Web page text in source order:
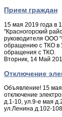
Прием граждан
15 мая 2019 года в
"Красногорский
руководителя ООО
обращению с ТКО в
обращения с ТКО.
Вторник, 14 Май
Отключение
Объявление! 15 мая
отключение
д.1-10, ул.9-е мая
ул.Ленина д.102-